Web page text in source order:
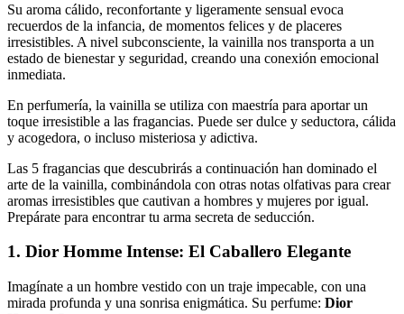
Su aroma cálido, reconfortante y ligeramente sensual evoca
recuerdos de la infancia, de momentos felices y de placeres
irresistibles. A nivel subconsciente, la vainilla nos transporta a un
estado de bienestar y seguridad, creando una conexión emocional
inmediata.
En perfumería, la vainilla se utiliza con maestría para aportar un
toque irresistible a las fragancias. Puede ser dulce y seductora, cálida
y acogedora, o incluso misteriosa y adictiva.
Las 5 fragancias que descubrirás a continuación han dominado el
arte de la vainilla, combinándola con otras notas olfativas para crear
aromas irresistibles que cautivan a hombres y mujeres por igual.
Prepárate para encontrar tu arma secreta de seducción.
1. Dior Homme Intense: El Caballero Elegante
Imagínate a un hombre vestido con un traje impecable, con una
mirada profunda y una sonrisa enigmática. Su perfume: Dior